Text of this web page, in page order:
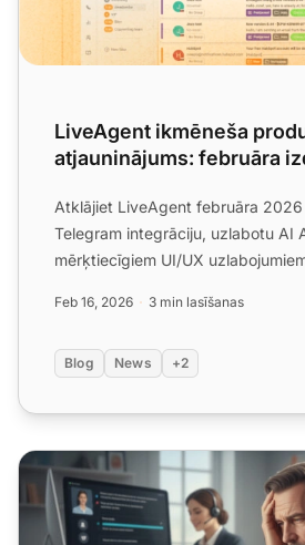
LiveAgent ikmēneša
atjauninājums: februāra
Atklājiet LiveAgent februāra 2026
Telegram integrāciju, uzlabotu AI
mērķtiecīgiem UI/UX
Feb 16, 2026 3 min lasīšanas
Blog News +2
Kāpēc tradicionālās klientu